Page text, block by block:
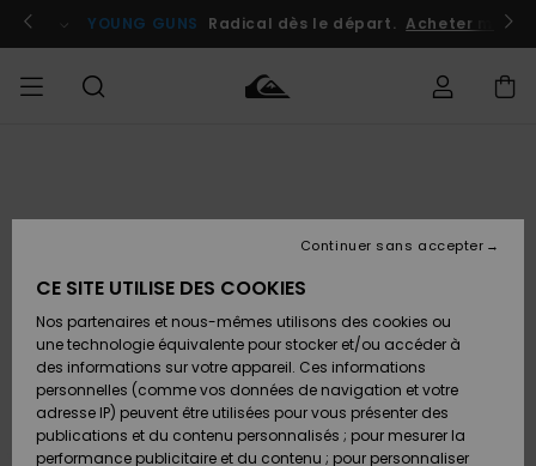
l'information
le
Se connecter / s'inscrire
YOUNG GUNS Radical dès le départ. Acheter
Chaussures
& Tongs
Surf
Chaussures
& Tongs
Surf
FEMME
A
Découvrir
Snow
SURF
Surf
Shop
Enfant
Highlights
SNOW
Snow
Shop
Enfant
Snow
Shop
Enfant
Outlet
Femme
Retours
Paiement
Carte
CE SITE UTILISE DES COOKIES
Nos partenaires et nous-mêmes utilisons des cookies ou
une technologie équivalente pour stocker et/ou accéder à
des informations sur votre appareil. Ces informations
personnelles (comme vos données de navigation et votre
adresse IP) peuvent être utilisées pour vous présenter des
publications et du contenu personnalisés ; pour mesurer la
performance publicitaire et du contenu ; pour personnaliser
Continuer sans accepter